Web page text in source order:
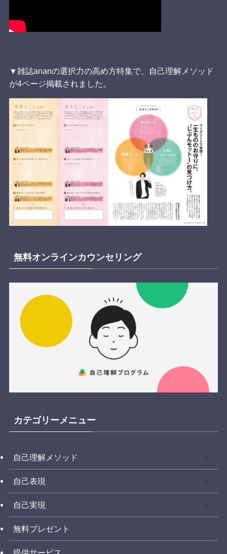
▼雑誌ananの選択力の高め方特集で、自己理解メソッド
が4ページ掲載されました。
無料オンラインカウンセリング
カテゴリーメニュー
自己理解メソッド
自己表現
自己実現
無料プレゼント